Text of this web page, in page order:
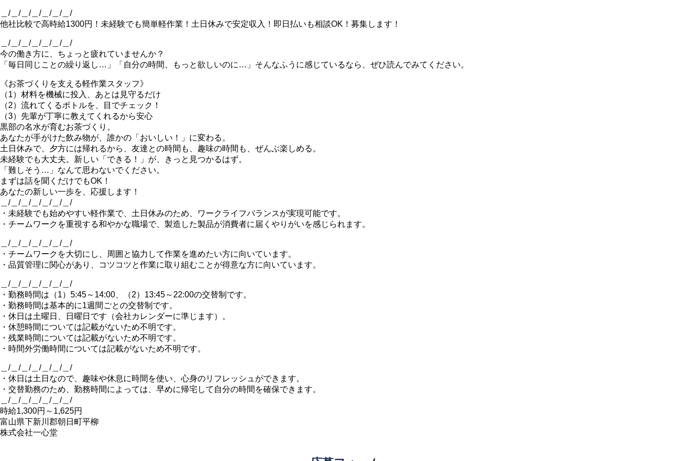
＿/＿/＿/＿/＿/＿/＿/
他社比較で高時給1300円！未経験でも簡単軽作業！土日休みで安定収入！即日払いも相談OK！募集します！
＿/＿/＿/＿/＿/＿/＿/
今の働き方に、ちょっと疲れていませんか？
「毎日同じことの繰り返し…」「自分の時間、もっと欲しいのに…」そんなふうに感じているなら、ぜひ読んでみてください。
《お茶づくりを支える軽作業スタッフ》
（1）材料を機械に投入、あとは見守るだけ
（2）流れてくるボトルを、目でチェック！
（3）先輩が丁寧に教えてくれるから安心
黒部の名水が育むお茶づくり。
あなたが手がけた飲み物が、誰かの「おいしい！」に変わる。
土日休みで、夕方には帰れるから、友達との時間も、趣味の時間も、ぜんぶ楽しめる。
未経験でも大丈夫。新しい「できる！」が、きっと見つかるはず。
「難しそう…」なんて思わないでください。
まずは話を聞くだけでもOK！
あなたの新しい一歩を、応援します！
＿/＿/＿/＿/＿/＿/＿/
・未経験でも始めやすい軽作業で、土日休みのため、ワークライフバランスが実現可能です。
・チームワークを重視する和やかな職場で、製造した製品が消費者に届くやりがいを感じられます。
＿/＿/＿/＿/＿/＿/＿/
・チームワークを大切にし、周囲と協力して作業を進めたい方に向いています。
・品質管理に関心があり、コツコツと作業に取り組むことが得意な方に向いています。
＿/＿/＿/＿/＿/＿/＿/
・勤務時間は（1）5:45～14:00、（2）13:45～22:00の交替制です。
・勤務時間は基本的に1週間ごとの交替制です。
・休日は土曜日、日曜日です（会社カレンダーに準じます）。
・休憩時間については記載がないため不明です。
・残業時間については記載がないため不明です。
・時間外労働時間については記載がないため不明です。
＿/＿/＿/＿/＿/＿/＿/
・休日は土日なので、趣味や休息に時間を使い、心身のリフレッシュができます。
・交替勤務のため、勤務時間によっては、早めに帰宅して自分の時間を確保できます。
＿/＿/＿/＿/＿/＿/＿/
時給1,300円～1,625円
富山県下新川郡朝日町平柳
株式会社一心堂